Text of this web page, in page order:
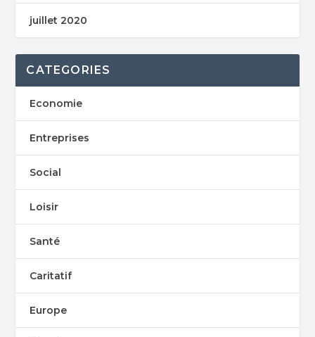
juillet 2020
CATEGORIES
Economie
Entreprises
Social
Loisir
Santé
Caritatif
Europe